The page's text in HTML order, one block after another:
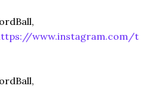
www.instagram.com/t